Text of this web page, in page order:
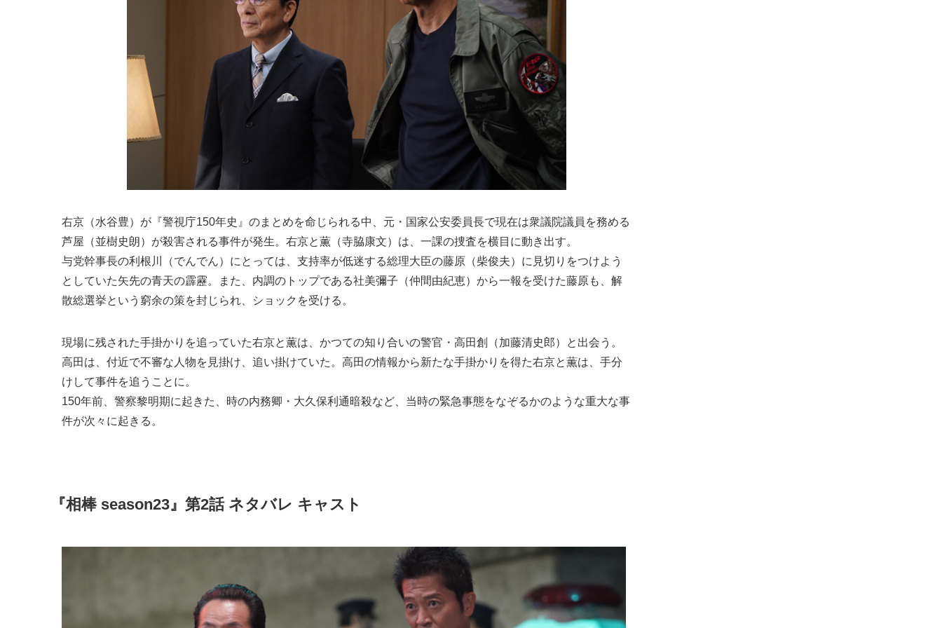
右京（水谷豊）が『警視庁150年史』のまとめを命じられる中、元・国家公安委員長で現在は衆議院議員を務める
芦屋（並樹史朗）が殺害される事件が発生。右京と薫（寺脇康文）は、一課の捜査を横目に動き出す。
与党幹事長の利根川（でんでん）にとっては、支持率が低迷する総理大臣の藤原（柴俊夫）に見切りをつけよう
としていた矢先の青天の霹靂。また、内調のトップである社美彌子（仲間由紀恵）から一報を受けた藤原も、解
散総選挙という窮余の策を封じられ、ショックを受ける。
現場に残された手掛かりを追っていた右京と薫は、かつての知り合いの警官・高田創（加藤清史郎）と出会う。
高田は、付近で不審な人物を見掛け、追い掛けていた。高田の情報から新たな手掛かりを得た右京と薫は、手分
けして事件を追うことに。
150年前、警察黎明期に起きた、時の内務卿・大久保利通暗殺など、当時の緊急事態をなぞるかのような重大な事
件が次々に起きる。
『相棒 season23』第2話 ネタバレ キャスト